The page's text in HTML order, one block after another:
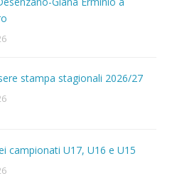
stampa stagionali 2026/27
campionati U17, U16 e U15